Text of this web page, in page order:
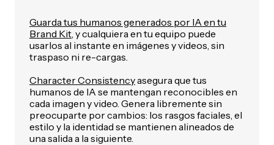
Guarda tus humanos generados por IA en tu
Brand Kit , y cualquiera en tu equipo puede
usarlos al instante en imágenes y videos, sin
traspaso ni re-cargas.
Character Consistencyasegura que tus
humanos de IA se mantengan reconocibles en
cada imagen y video. Genera libremente sin
preocuparte por cambios: los rasgos faciales, el
estilo y la identidad se mantienen alineados de
una salida a la siguiente.